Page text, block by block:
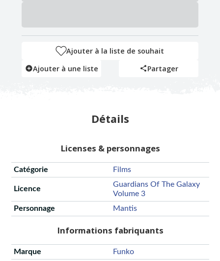
Ajouter à la liste de souhait
Ajouter à une liste
Partager
Détails
Licenses & personnages
Catégorie Films
Licence
Guardians Of The Galaxy
Volume 3
Personnage
Mantis
Informations fabriquants
Marque Funko